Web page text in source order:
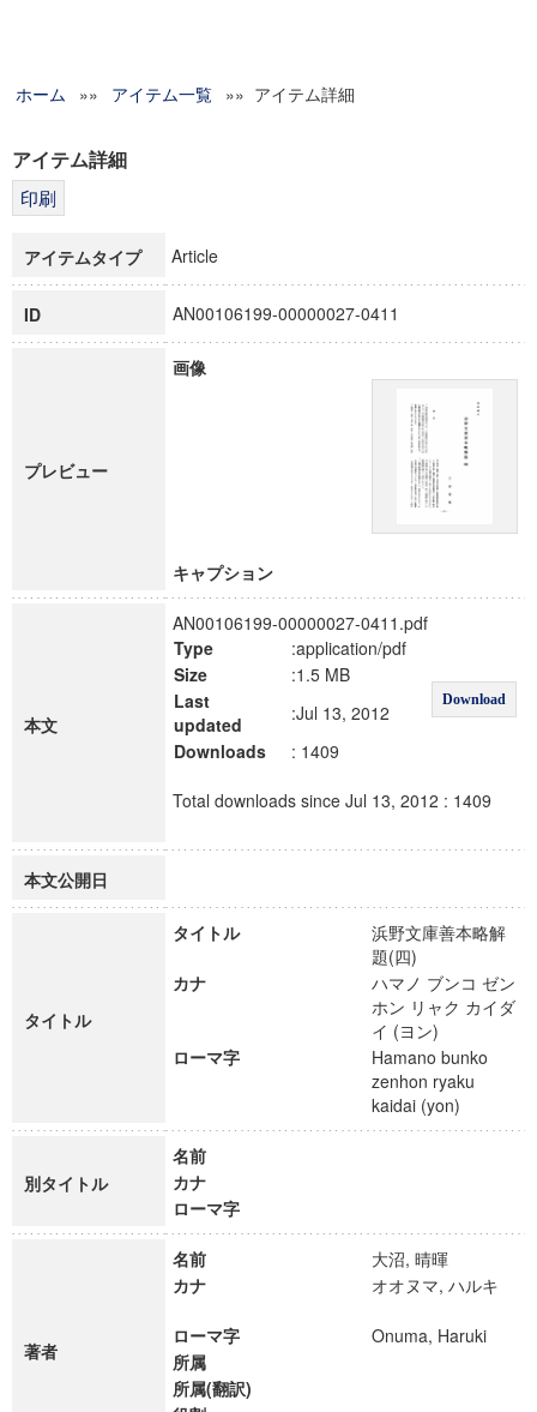
グローバルリサーチインスティテュート
科学研究費補助金研究成果報告書
博士課程教育リーディングプログラム「超成熟社会発展のサ
ホーム »» アイテム一覧 »» アイテム詳細
アイテム詳細
アイテムタイプ Article
ID AN00106199-00000027-0411
プレビュー
画像
キャプション
本文
AN00106199-00000027-0411.pdf
Type
:application/pdf
Download
Size
:1.5 MB
Last
updated
:Jul 13, 2012
Downloads
: 1409
Total downloads since Jul 13, 2012 : 1409
本文公開日
タイトル
タイトル
浜野文庫善本略解
題(四)
カナ
ハマノ ブンコ ゼン
ホン リャク カイダ
イ (ヨン)
ローマ字
Hamano bunko
zenhon ryaku
kaidai (yon)
別タイトル
名前
カナ
ローマ字
著者
名前
大沼, 晴暉
カナ
オオヌマ, ハルキ
ローマ字
Onuma, Haruki
所属
所属(翻訳)